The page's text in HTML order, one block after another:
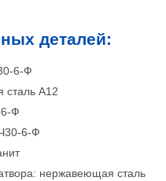
деталей:
6-Ф
сталь А12
6-Ф
6-Ф
нержавеющая сталь